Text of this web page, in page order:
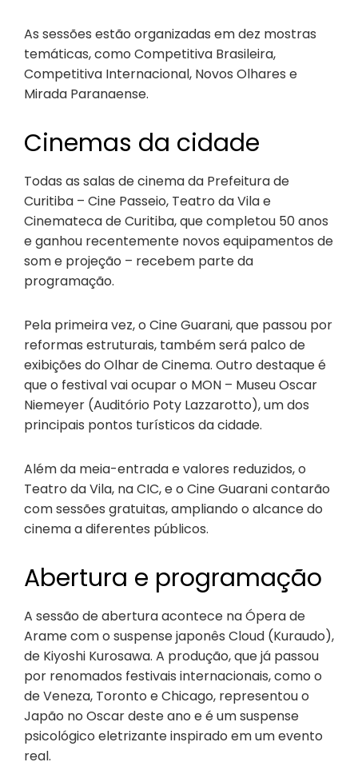
As sessões estão organizadas em dez mostras
temáticas, como Competitiva Brasileira,
Competitiva Internacional, Novos Olhares e
Mirada Paranaense.
Cinemas da cidade
Todas as salas de cinema da Prefeitura de
Curitiba – Cine Passeio, Teatro da Vila e
Cinemateca de Curitiba, que completou 50 anos
e ganhou recentemente novos equipamentos de
som e projeção – recebem parte da
programação.
Pela primeira vez, o Cine Guarani, que passou por
reformas estruturais, também será palco de
exibições do Olhar de Cinema. Outro destaque é
que o festival vai ocupar o MON – Museu Oscar
Niemeyer (Auditório Poty Lazzarotto), um dos
principais pontos turísticos da cidade.
Além da meia-entrada e valores reduzidos, o
Teatro da Vila, na CIC, e o Cine Guarani contarão
com sessões gratuitas, ampliando o alcance do
cinema a diferentes públicos.
Abertura e programação
A sessão de abertura acontece na Ópera de
Arame com o suspense japonês Cloud (Kuraudo),
de Kiyoshi Kurosawa. A produção, que já passou
por renomados festivais internacionais, como o
de Veneza, Toronto e Chicago, representou o
Japão no Oscar deste ano e é um suspense
psicológico eletrizante inspirado em um evento
real.